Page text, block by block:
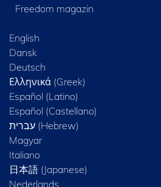
Freedom magazin
English
Dansk
Deutsch
Ελληνικά (Greek)
Español (Latino)
Español (Castellano)
Magyar
Italiano
日本語 (Japanese)
Nederlands